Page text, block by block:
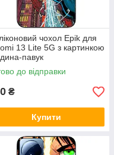
чохол Epik для
13 Lite 5G з картинкою
павук
до відправки
₴
Купити